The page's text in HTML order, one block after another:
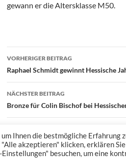
gewann er die Altersklasse M50.
Beitragsnavigation
VORHERIGER BEITRAG
Raphael Schmidt gewinnt Hessische
NÄCHSTER BEITRAG
Bronze für Colin Bischof bei
Ihnen die bestmögliche Erfahrung
akzeptieren" klicken, erklären
besuchen, um eine